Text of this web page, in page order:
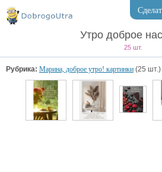
Утро доброе
25 шт.
Рубрика: Марина, доброе утро! картинки (25 шт.)